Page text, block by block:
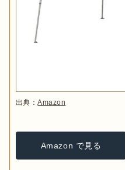
出典：Amazon
Amazon で見る